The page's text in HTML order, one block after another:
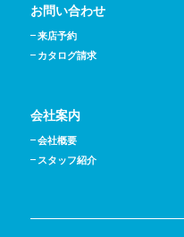
お問い合わせ
来店予約
カタログ請求
会社案内
会社概要
スタッフ紹介